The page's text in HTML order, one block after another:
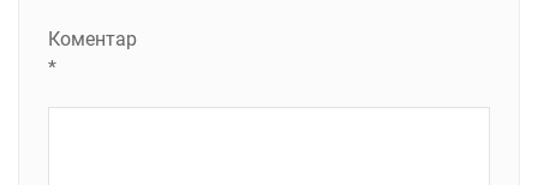
Коментар
*